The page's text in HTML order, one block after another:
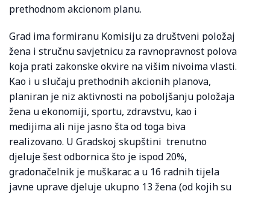
prethodnom akcionom planu.
Grad ima formiranu Komisiju za društveni položaj
žena i stručnu savjetnicu za ravnopravnost polova
koja prati zakonske okvire na višim nivoima vlasti.
Kao i u slučaju prethodnih akcionih planova,
planiran je niz aktivnosti na poboljšanju položaja
žena u ekonomiji, sportu, zdravstvu, kao i
medijima ali nije jasno šta od toga biva
realizovano. U Gradskoj skupštini trenutno
djeluje šest odbornica što je ispod 20%,
gradonačelnik je muškarac a u 16 radnih tijela
javne uprave djeluje ukupno 13 žena (od kojih su